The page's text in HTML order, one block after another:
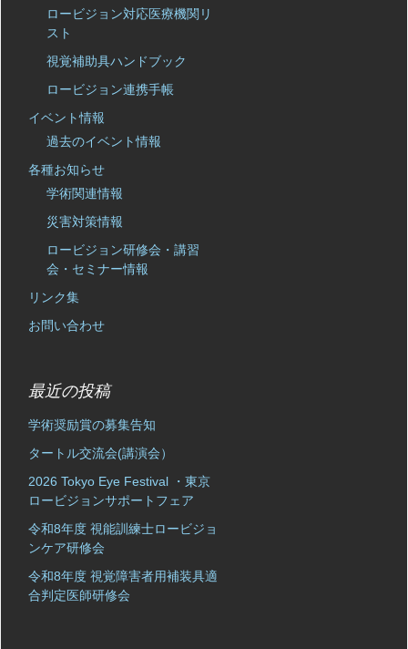
ロービジョン対応医療機関リ
スト
視覚補助具ハンドブック
ロービジョン連携手帳
イベント情報
過去のイベント情報
各種お知らせ
学術関連情報
災害対策情報
ロービジョン研修会・講習
会・セミナー情報
リンク集
お問い合わせ
最近の投稿
学術奨励賞の募集告知
タートル交流会(講演会）
2026 Tokyo Eye Festival ・東京
ロービジョンサポートフェア
令和8年度 視能訓練士ロービジョ
ンケア研修会
令和8年度 視覚障害者用補装具適
合判定医師研修会